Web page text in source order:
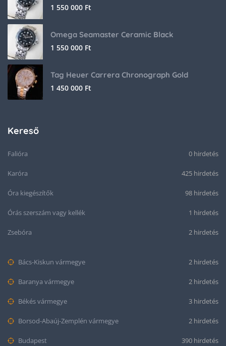
1 550 000 Ft
Omega Seamaster Ceramic Black
1 550 000 Ft
Tag Heuer Carrera Chronograph Gold
1 450 000 Ft
Kereső
Falióra 0 hirdetés
Karóra 425 hirdetés
Óra kiegészítők 98 hirdetés
Órás szerszám vagy kellék 1 hirdetés
Zsebóra 2 hirdetés
Bács-Kiskun vármegye 2 hirdetés
Baranya vármegye 2 hirdetés
Békés vármegye 3 hirdetés
Borsod-Abaúj-Zemplén vármegye 2 hirdetés
Budapest 390 hirdetés